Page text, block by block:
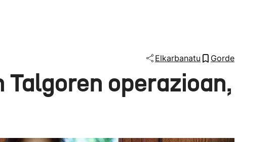
Azken berriak
Elkarbanatu Gorde
operazioan,